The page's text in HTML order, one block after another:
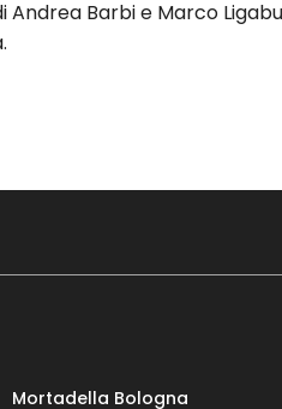
Barbi e Marco
Mortadella Bologna